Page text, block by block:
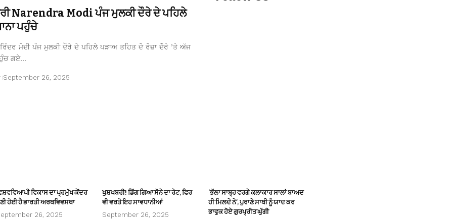
Narendra Modi ਪੰਜ ਮੁਲਕੀ ਦੌਰੇ ਦੇ ਪਹਿਲੇ
ਪਹੁੰਚੇ
ਮੋਦੀ ਪੰਜ ਮੁਲਕੀ ਦੌਰੇ ਦੇ ਪਹਿਲੇ ਪੜਾਅ ਤਹਿਤ ਦੋ ਰੋਜ਼ਾ ਦੌਰੇ ’ਤੇ ਅੱਜ
ਗਏ…
September 26, 2025
ਵਿਕਾਸ ਦਾ ਪ੍ਰਮੁੱਖ ਕੇਂਦਰ
ਹੋਈ ਹੈ ਭਾਰਤੀ ਅਰਥਵਿਵਸਥਾ
26, 2025
ਖੁਸ਼ਖਬਰੀ! ਡਿੱਗ ਗਿਆ ਸੋਨੇ ਦਾ ਰੇਟ, ਫਿਰ
ਵੀ ਵਰਤੋ ਇਹ ਸਾਵਧਾਨੀਆਂ
September 26, 2025
‘ਭੱਲਾ ਸਾਬ੍ਹ ਵਰਗੇ ਕਲਾਕਾਰ ਸਾਲਾਂ ਬਾਅਦ
ਹੀ ਮਿਲਦੇ ਨੇ’, ਪੁਰਾਣੇ ਸਾਥੀ ਨੂੰ ਯਾਦ ਕਰ
ਭਾਵੁਕ ਹੋਏ ਗੁਰਪ੍ਰੀਤ ਘੁੱਗੀ